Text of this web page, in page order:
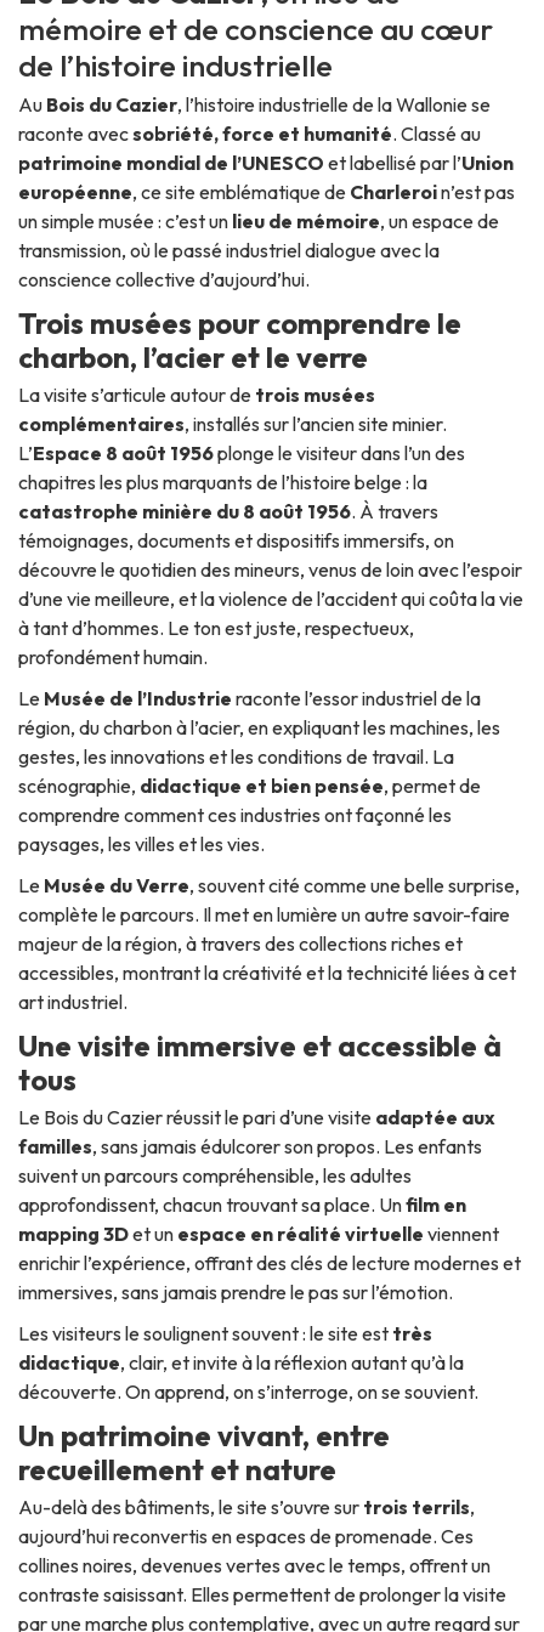
mémoire et de conscience au cœur
de l’histoire industrielle
Au Bois du Cazier, l’histoire industrielle de la Wallonie se
raconte avecsobriété, force et humanité. Classé au
patrimoine mondial de l’UNESCO et labellisé par l’Union
européenne, ce site emblématique de Charleroin’est pas
un simple musée : c’est un lieu de mémoire, un espace de
transmission, où le passé industriel dialogue avec la
conscience collective d’aujourd’hui.
Trois musées pour comprendre le
charbon, l’acier et le verre
La visite s’articule autour de trois musées
complémentaires, installés sur l’ancien site minier.
L’Espace 8 août 1956plonge le visiteur dans l’un des
chapitres les plus marquants de l’histoire belge : la
catastrophe minière du 8 août 1956. À travers
témoignages, documents et dispositifs immersifs, on
découvre le quotidien des mineurs, venus de loin avec l’espoir
d’une vie meilleure, et la violence de l’accident qui coûta la vie
à tant d’hommes. Le ton est juste, respectueux,
profondément humain.
Le Musée de l’Industrie raconte l’essor industriel de la
région, du charbon à l’acier, en expliquant les machines, les
gestes, les innovations et les conditions de travail. La
scénographie, didactique et bien pensée, permet de
comprendre comment ces industries ont façonné les
paysages, les villes et les vies.
Le Musée du Verre, souvent cité comme une belle surprise,
complète le parcours. Il met en lumière un autre savoir-faire
majeur de la région, à travers des collections riches et
accessibles, montrant la créativité et la technicité liées à cet
art industriel.
Une visite immersive et accessible à
tous
Le Bois du Cazier réussit le pari d’une visite adaptée aux
familles, sans jamais édulcorer son propos. Les enfants
suivent un parcours compréhensible, les adultes
approfondissent, chacun trouvant sa place. Unfilm en
mapping 3Det un espace en réalité virtuelle viennent
enrichir l’expérience, offrant des clés de lecture modernes et
immersives, sans jamais prendre le pas sur l’émotion.
Les visiteurs le soulignent souvent : le site est très
didactique, clair, et invite à la réflexion autant qu’à la
découverte. On apprend, on s’interroge, on se souvient.
Un patrimoine vivant, entre
recueillement et nature
Au-delà des bâtiments, le site s’ouvre sur trois terrils,
aujourd’hui reconvertis en espaces de promenade. Ces
collines noires, devenues vertes avec le temps, offrent un
contraste saisissant. Elles permettent de prolonger la visite
par une marche plus contemplative, avec un autre regard sur